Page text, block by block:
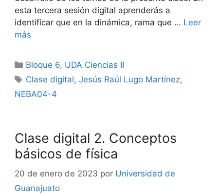
esta tercera sesión digital aprenderás a
identificar que en la dinámica, rama que … Leer
más
Categorías
Bloque 6, UDA Ciencias II
Etiquetas
Clase digital,Jesús Raúl Lugo Martínez,
NEBA04-4
Clase digital 2. Conceptos
básicos de física
20 de enero de 2023 por Universidad de
Guanajuato